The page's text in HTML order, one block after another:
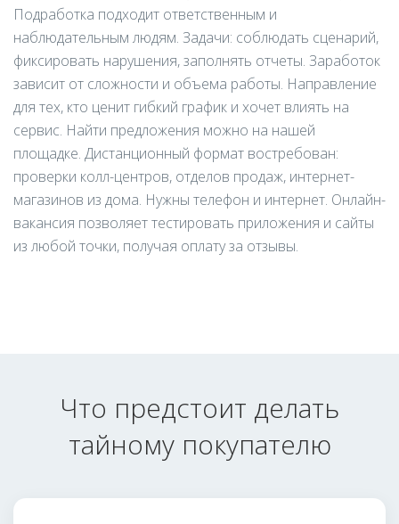
Подработка подходит ответственным и
наблюдательным людям. Задачи: соблюдать сценарий,
фиксировать нарушения, заполнять отчеты. Заработок
зависит от сложности и объема работы. Направление
для тех, кто ценит гибкий график и хочет влиять на
сервис. Найти предложения можно на нашей
площадке. Дистанционный формат востребован:
проверки колл-центров, отделов продаж, интернет-
магазинов из дома. Нужны телефон и интернет. Онлайн-
вакансия позволяет тестировать приложения и сайты
из любой точки, получая оплату за отзывы.
Что предстоит делать
тайному покупателю